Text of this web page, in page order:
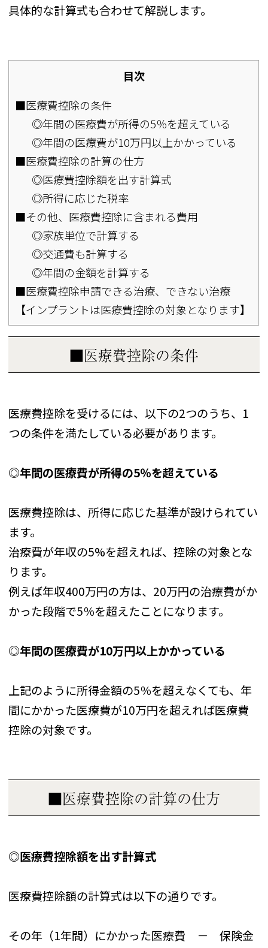
具体的な計算式も合わせて解説します。
目次
■医療費控除の条件
◎年間の医療費が所得の5％を超えている
◎年間の医療費が10万円以上かかっている
■医療費控除の計算の仕方
◎医療費控除額を出す計算式
◎所得に応じた税率
■その他、医療費控除に含まれる費用
◎家族単位で計算する
◎交通費も計算する
◎年間の金額を計算する
■医療費控除申請できる治療、できない治療
【インプラントは医療費控除の対象となります】
■医療費控除の条件
医療費控除を受けるには、以下の2つのうち、1
つの条件を満たしている必要があります。
◎年間の医療費が所得の5％を超えている
医療費控除は、所得に応じた基準が設けられてい
ます。
治療費が年収の5%を超えれば、控除の対象とな
ります。
例えば年収400万円の方は、20万円の治療費がか
かった段階で5％を超えたことになります。
◎年間の医療費が10万円以上かかっている
上記のように所得金額の5％を超えなくても、年
間にかかった医療費が10万円を超えれば医療費
控除の対象です。
■医療費控除の計算の仕方
◎医療費控除額を出す計算式
医療費控除額の計算式は以下の通りです。
その年（1年間）にかかった医療費 － 保険金